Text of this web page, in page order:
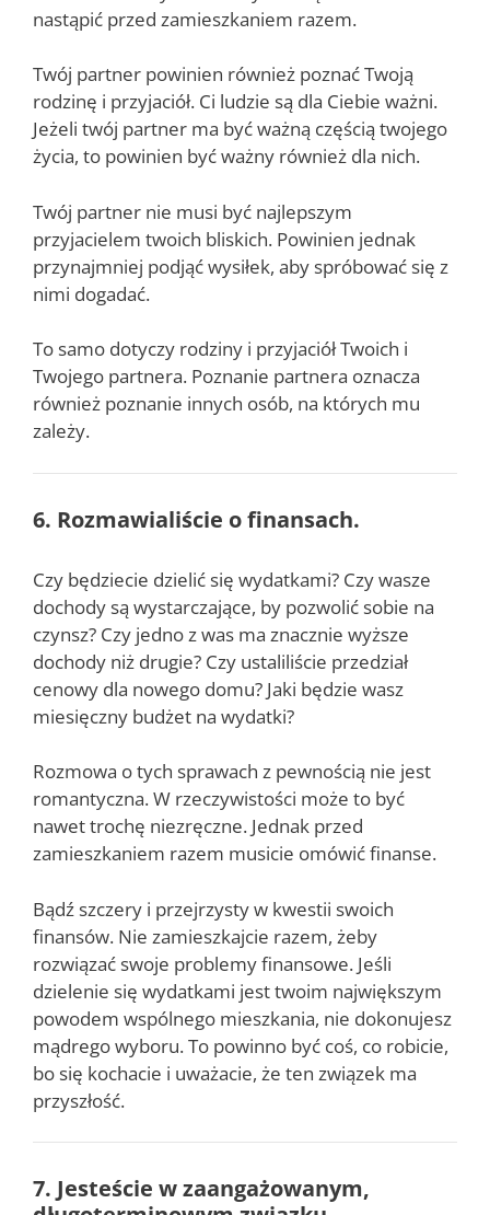
nastąpić przed zamieszkaniem razem.
Twój partner powinien również poznać Twoją
rodzinę i przyjaciół. Ci ludzie są dla Ciebie ważni.
Jeżeli twój partner ma być ważną częścią twojego
życia, to powinien być ważny również dla nich.
Twój partner nie musi być najlepszym
przyjacielem twoich bliskich. Powinien jednak
przynajmniej podjąć wysiłek, aby spróbować się z
nimi dogadać.
To samo dotyczy rodziny i przyjaciół Twoich i
Twojego partnera. Poznanie partnera oznacza
również poznanie innych osób, na których mu
zależy.
6. Rozmawialiście o finansach.
Czy będziecie dzielić się wydatkami? Czy wasze
dochody są wystarczające, by pozwolić sobie na
czynsz? Czy jedno z was ma znacznie wyższe
dochody niż drugie? Czy ustaliliście przedział
cenowy dla nowego domu? Jaki będzie wasz
miesięczny budżet na wydatki?
Rozmowa o tych sprawach z pewnością nie jest
romantyczna. W rzeczywistości może to być
nawet trochę niezręczne. Jednak przed
zamieszkaniem razem musicie omówić finanse.
Bądź szczery i przejrzysty w kwestii swoich
finansów. Nie zamieszkajcie razem, żeby
rozwiązać swoje problemy finansowe. Jeśli
dzielenie się wydatkami jest twoim największym
powodem wspólnego mieszkania, nie dokonujesz
mądrego wyboru. To powinno być coś, co robicie,
bo się kochacie i uważacie, że ten związek ma
przyszłość.
7. Jesteście w zaangażowanym,